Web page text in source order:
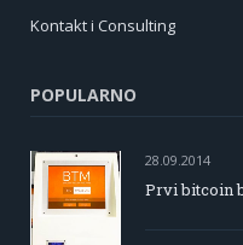
Kontakt i Consulting
POPULARNO
28.09.2014
Prvi bitcoin